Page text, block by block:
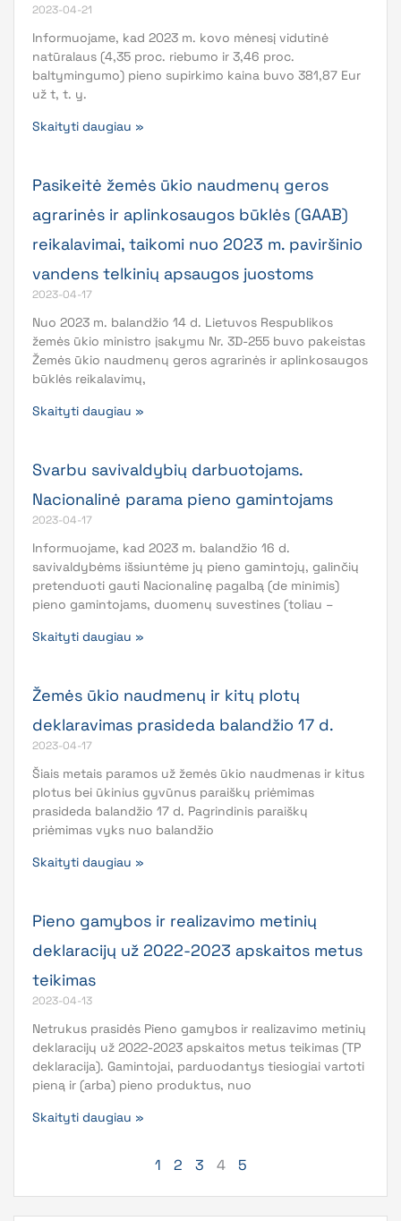
2023-04-21
Informuojame, kad 2023 m. kovo mėnesį vidutinė
natūralaus (4,35 proc. riebumo ir 3,46 proc.
baltymingumo) pieno supirkimo kaina buvo 381,87 Eur
už t, t. y.
Skaityti daugiau »
Pasikeitė žemės ūkio naudmenų geros
agrarinės ir aplinkosaugos būklės (GAAB)
reikalavimai, taikomi nuo 2023 m. paviršinio
vandens telkinių apsaugos juostoms
2023-04-17
Nuo 2023 m. balandžio 14 d. Lietuvos Respublikos
žemės ūkio ministro įsakymu Nr. 3D-255 buvo pakeistas
Žemės ūkio naudmenų geros agrarinės ir aplinkosaugos
būklės reikalavimų,
Skaityti daugiau »
Svarbu savivaldybių darbuotojams.
Nacionalinė parama pieno gamintojams
2023-04-17
Informuojame, kad 2023 m. balandžio 16 d.
savivaldybėms išsiuntėme jų pieno gamintojų, galinčių
pretenduoti gauti Nacionalinę pagalbą (de minimis)
pieno gamintojams, duomenų suvestines (toliau –
Skaityti daugiau »
Žemės ūkio naudmenų ir kitų plotų
deklaravimas prasideda balandžio 17 d.
2023-04-17
Šiais metais paramos už žemės ūkio naudmenas ir kitus
plotus bei ūkinius gyvūnus paraiškų priėmimas
prasideda balandžio 17 d. Pagrindinis paraiškų
priėmimas vyks nuo balandžio
Skaityti daugiau »
Pieno gamybos ir realizavimo metinių
deklaracijų už 2022-2023 apskaitos metus
teikimas
2023-04-13
Netrukus prasidės Pieno gamybos ir realizavimo metinių
deklaracijų už 2022-2023 apskaitos metus teikimas (TP
deklaracija). Gamintojai, parduodantys tiesiogiai vartoti
pieną ir (arba) pieno produktus, nuo
Skaityti daugiau »
1 2 3 4 5